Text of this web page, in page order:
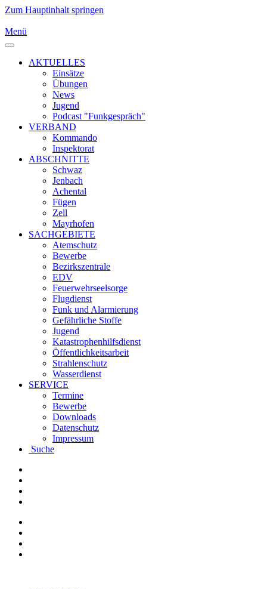
Zum Hauptinhalt springen
Menü
AKTUELLES
Einsätze
Übungen
News
Jugend
Podcast "Funkgespräch"
VERBAND
Kommando
Inspektorat
ABSCHNITTE
Schwaz
Jenbach
Achental
Fügen
Zell
Mayrhofen
SACHGEBIETE
Atemschutz
Bewerbe
Bezirkszentrale
EDV
Feuerwehrseelsorge
Flugdienst
Funk und Alarmierung
Gefährliche Stoffe
Jugend
Katastrophenhilfsdienst
Öffentlichkeitsarbeit
Strahlenschutz
Wasserdienst
SERVICE
Termine
Bewerbe
Downloads
Datenschutz
Impressum
Suche